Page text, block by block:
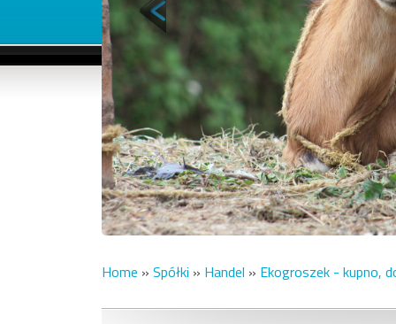
Home » Spółki » Handel » Ekogroszek - kupno,